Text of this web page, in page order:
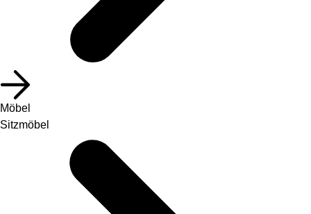
Möbel
Sitzmöbel